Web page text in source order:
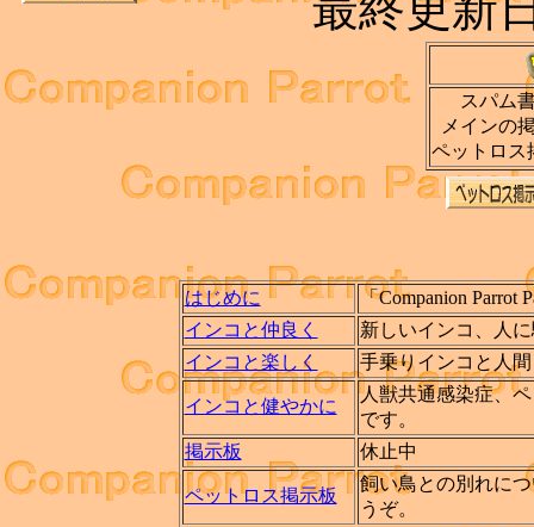
スパム
メインの
ペットロス
はじめに
「Companion
インコと仲良く
新しいインコ、人
インコと楽しく
手乗りインコと人
インコと健やかに
人獣共通感染症、
です。
掲示板
休止中
ペットロス掲示板
飼い鳥との別れに
うぞ。